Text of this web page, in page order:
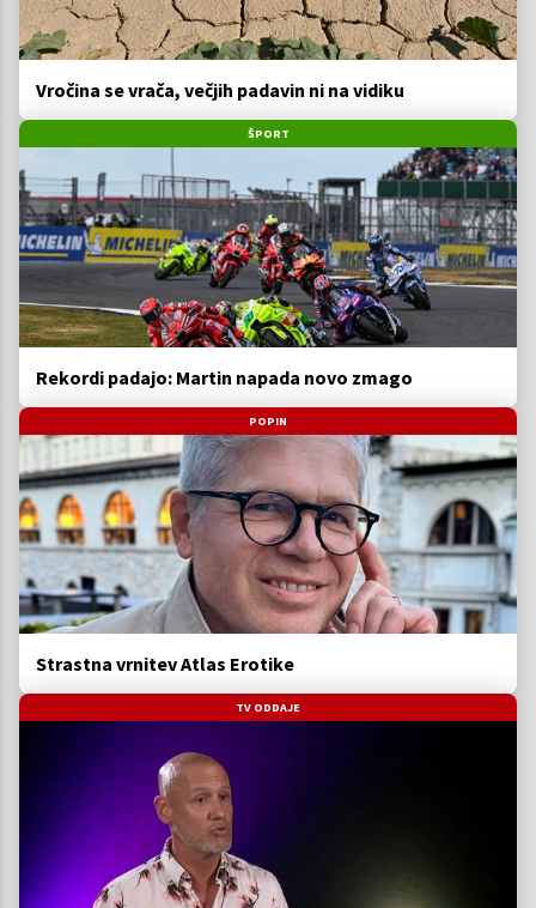
Vročina se vrača, večjih padavin ni na vidiku
ŠPORT
Rekordi padajo: Martin napada novo zmago
POPIN
Strastna vrnitev Atlas Erotike
TV ODDAJE